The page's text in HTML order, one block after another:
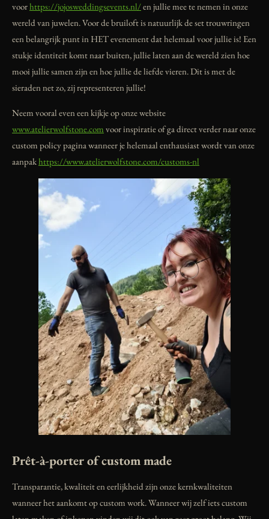
voorhttps://jojosweddingsevents.nl/en jullie mee te nemen in onze
wereld van juwelen. Voor de bruiloft is natuurlijk de set trouwringen
een belangrijk punt in HET evenement dat helemaal voor jullie is! Een
stukje identiteit komt naar buiten, jullie laten aan de wereld zien hoe
mooi jullie samen zijn en hoe jullie de liefde vieren. Dit is met de
sieraden net zo, zij representeren jullie!
Neem vooral even een kijkje op onze website
www.atelierwolfstone.com voor inspiratie of ga direct verder naar onze
custom policy pagina wanneer je helemaal enthausiast wordt van onze
aanpakhttps://www.atelierwolfstone.com/customs-nl
Prêt-à-porterof custom made
Transparantie, kwaliteit en eerlijkheid zijn onze kernkwaliteiten
wanneer het aankomt op custom work. Wanneer wij zelf iets custom